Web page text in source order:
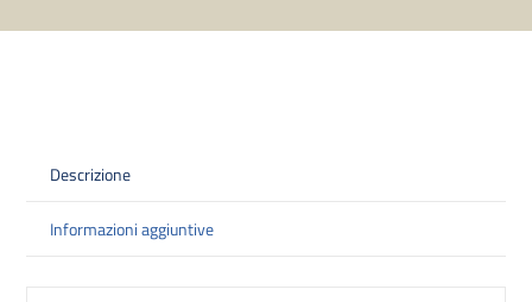
Descrizione
Informazioni aggiuntive